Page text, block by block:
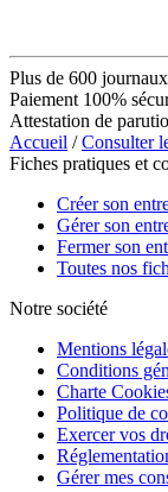
Plus de 600
Paiement 100%
Attestation de
Accueil /Consulter
Fiches pratiques et
Créer son
Gérer son
Fermer son
Toutes nos
Notre société
Mentions
Conditions
Charte
Politique de
Exercer vos
Gérer mes